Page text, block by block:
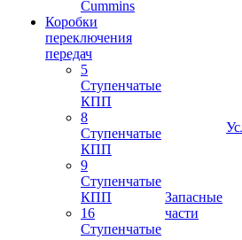
Cummins
Коробки
переключения
передач
5
Ступенчатые
КПП
8
Ступенчатые
КПП
9
Ступенчатые
КПП
16
Ступенчатые
Запасные
части